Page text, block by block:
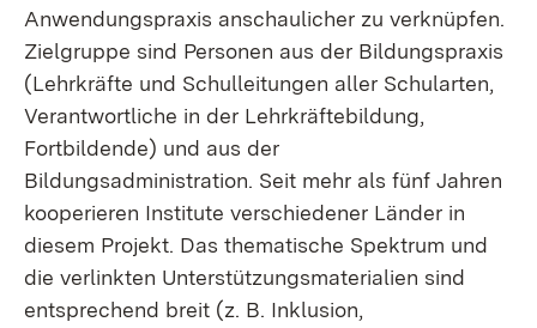
Anwendungspraxis anschaulicher zu verknüpfen.
Zielgruppe sind Personen aus der Bildungspraxis
(Lehrkräfte und Schulleitungen aller Schularten,
Verantwortliche in der Lehrkräftebildung,
Fortbildende) und aus der
Bildungsadministration. Seit mehr als fünf Jahren
kooperieren Institute verschiedener Länder in
diesem Projekt. Das thematische Spektrum und
die verlinkten Unterstützungsmaterialien sind
entsprechend breit (z. B. Inklusion,